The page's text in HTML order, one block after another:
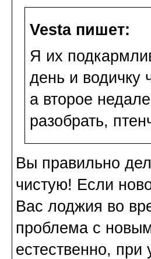
Vesta пишет:
Я их
день и водичку
а второе
разобрать,
Вы правильно
чистую! Если
Вас лоджия во
проблема с
естественно,